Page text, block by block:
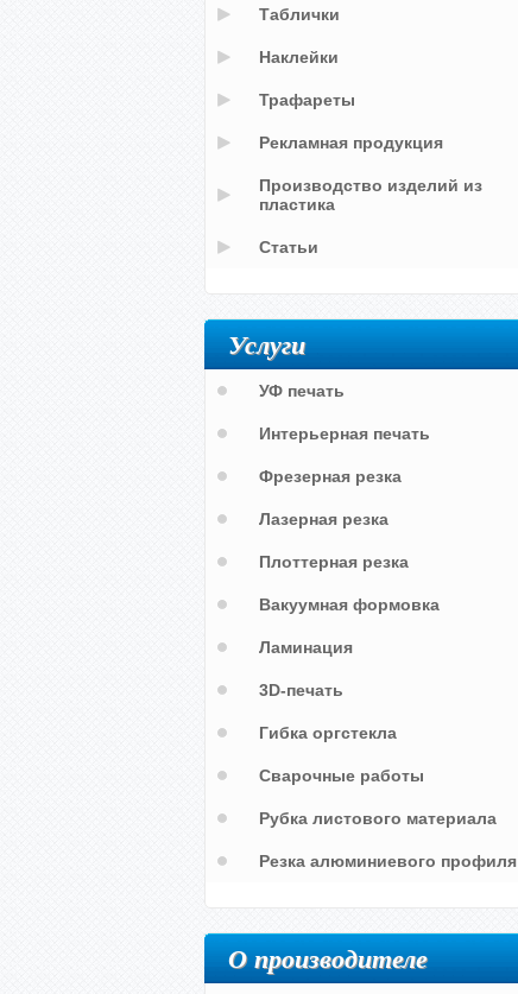
Трафарет с надписью "Ран-газ"
Трафарет с надписью на баллон
Таблички
Наклейки
Трафареты
Рекламная продукция
Производство изделий из
пластика
Статьи
Услуги
УФ печать
Интерьерная печать
Фрезерная резка
Лазерная резка
Плоттерная резка
Вакуумная формовка
Ламинация
3D-печать
Гибка оргстекла
Сварочные работы
Рубка листового материала
Резка алюминиевого профиля
О производителе